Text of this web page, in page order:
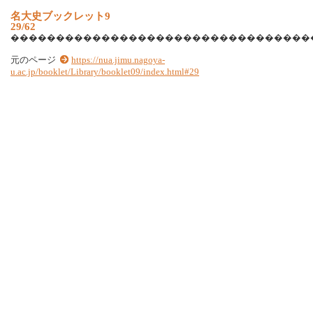
名大史ブック レッ ト9
29/62
���������������������������������
元のページ
https://nua.jimu.nagoya-
u.ac.jp/booklet/Library/booklet09/index.html#29